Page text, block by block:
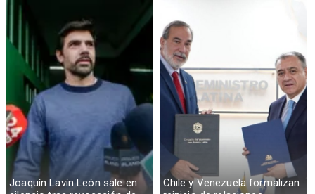
Joaquín Lavín León sale en
Chile y Venezuela formalizan